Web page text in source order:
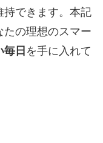
持できます。本記
の理想のスマー
毎日 を手に入れて